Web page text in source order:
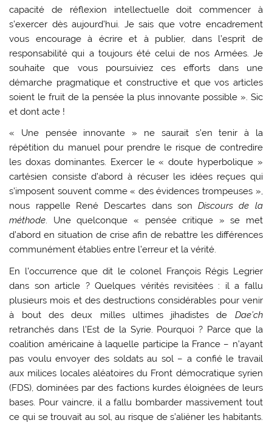
capacité de réflexion intellectuelle doit commencer à
s’exercer dès aujourd’hui. Je sais que votre encadrement
vous encourage à écrire et à publier, dans l’esprit de
responsabilité qui a toujours été celui de nos Armées. Je
souhaite que vous poursuiviez ces efforts dans une
démarche pragmatique et constructive et que vos articles
soient le fruit de la pensée la plus innovante possible ». Sic
et dont acte !
« Une pensée innovante » ne saurait s’en tenir à la
répétition du manuel pour prendre le risque de contredire
les doxas dominantes. Exercer le « doute hyperbolique »
cartésien consiste d’abord à récuser les idées reçues qui
s’imposent souvent comme « des évidences trompeuses »,
nous rappelle René Descartes dans sonDiscours de la
méthode. Une quelconque « pensée critique » se met
d’abord en situation de crise afin de rebattre les différences
communément établies entre l’erreur et la vérité.
En l’occurrence que dit le colonel François Régis Legrier
dans son article ? Quelques vérités revisitées : il a fallu
plusieurs mois et des destructions considérables pour venir
à bout des deux milles ultimes jihadistes de Dae’ch
retranchés dans l’Est de la Syrie. Pourquoi ? Parce que la
coalition américaine à laquelle participe la France – n’ayant
pas voulu envoyer des soldats au sol – a confié le travail
aux milices locales aléatoires du Front démocratique syrien
(FDS), dominées par des factions kurdes éloignées de leurs
bases. Pour vaincre, il a fallu bombarder massivement tout
ce qui se trouvait au sol, au risque de s’aliéner les habitants.